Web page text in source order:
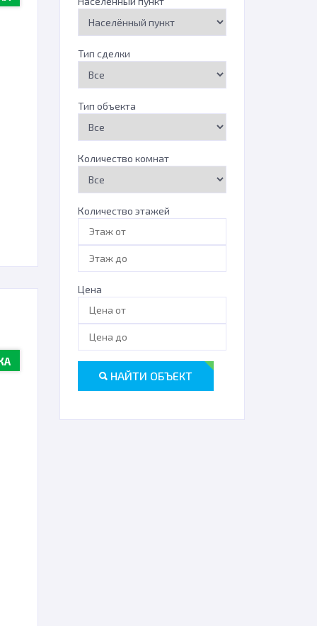
Тип сделки
Тип объекта
Количество комнат
Количество этажей
Цена
НАЙТИ ОБЪЕКТ